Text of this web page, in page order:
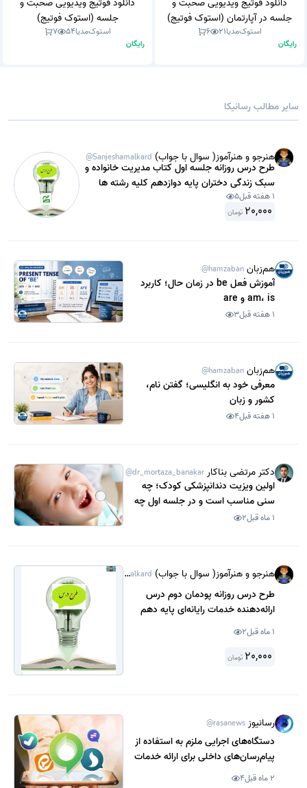
دانلود فوتیج ویدیویی صحبت و
جلسه در آپارتمان (استوک فوتیج)
استوک‌مدیا21
6
رایگان
دانلود فوتیج ویدیویی صحبت و
جلسه (استوک فوتیج)
استوک‌مدیا54
7
رایگان
سایر مطالب رسانیکا
هنرجو و هنرآموز( سوال با جواب) @Sanjeshamalkard
طرح درس روزانه جلسه اول کتاب مدیریت خانواده و
سبک زندگی دختران پایه دوازدهم کلیه رشته ها
سال 1403 .1 هفته قبل 5
20,000 تومان
هم‌زبان @hamzaban
آموزش فعل be در زمان حال؛ کاربرد
am، is و are
1 هفته قبل 3
هم‌زبان @hamzaban
معرفی خود به انگلیسی؛ گفتن نام،
کشور و زبان
1 هفته قبل 4
دکتر مرتضی بناکار @dr_mortaza_banakar
اولین ویزیت دندانپزشکی کودک؛ چه
سنی مناسب است و در جلسه اول چه
اتفاقی میافتد؟1 ماه قبل 2
هنرجو و هنرآموز( سوال با جواب) @Sanjeshamalkard
طرح درس روزانه پودمان دوم درس
ارائه‌دهنده خدمات رایانه‌ای پایه دهم
شبکه و نرم افزار . 1 ماه قبل 2
20,000 تومان
رسانیوز @rasanews
دستگاه‌های اجرایی ملزم به استفاده از
پیام‌رسان‌های داخلی برای ارائه خدمات
پرکاربرد شدند
2 ماه قبل 4